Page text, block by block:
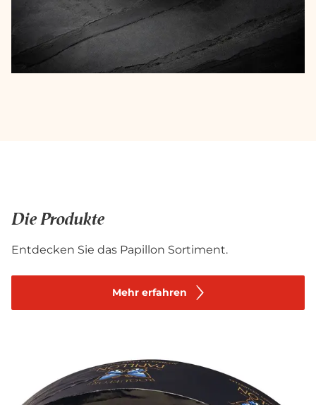
Die Produkte
Entdecken Sie das Papillon Sortiment.
Mehr erfahren